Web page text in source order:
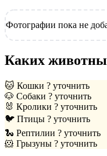
Фотографии пока не
Каких
🐱 Кошки ? уточнить
🐶 Собаки ? уточнить
🐰 Кролики ? уточнить
🐦 Птицы ? уточнить
🐍 Рептилии ? уточнить
🐹 Грызуны ? уточнить